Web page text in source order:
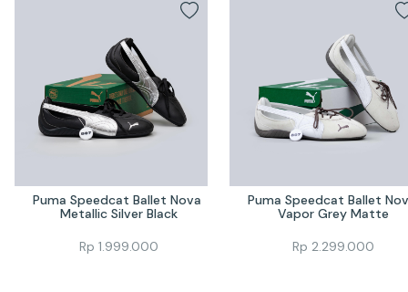
Puma Speedcat Ballet Nova
Metallic Silver Black
Rp 1.999.000
Puma Speedcat Ballet
Vapor Grey Matte
Rp 2.299.000